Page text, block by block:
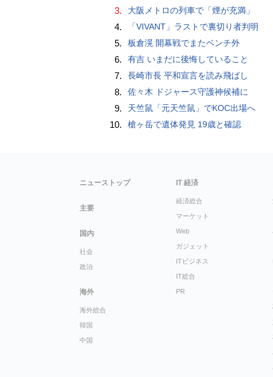
3. 大阪メトロの列車で「煙が充満」
4. 「VIVANT」ラストで裏切り者判明
5. 板倉滉 開幕戦でまたベンチ外
6. 有吉 いまだに後悔していること
7. 長崎市長 平和宣言を読み飛ばし
8. 佐々木 ドジャース守護神候補に
9. 天竺鼠「元天竺鼠」でKOC出場へ
10. 槍ヶ岳で遺体発見 19歳と確認
ニューストップ
主要
国内
社会
政治
海外
海外総合
韓国
中国
IT 経済
経済総合
マーケット
Web
ガジェット
ITビジネス
IT総合
PR